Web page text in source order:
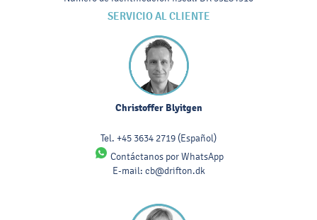
SERVICIO AL CLIENTE
Christoffer Blyitgen
Tel. +45 3634 2719 (Español)
Contáctanos por WhatsApp
E-mail: cb@drifton.dk